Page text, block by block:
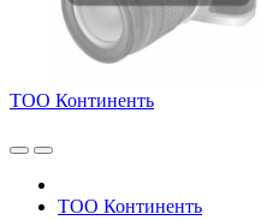
ТОО Континенть
ТОО Континенть